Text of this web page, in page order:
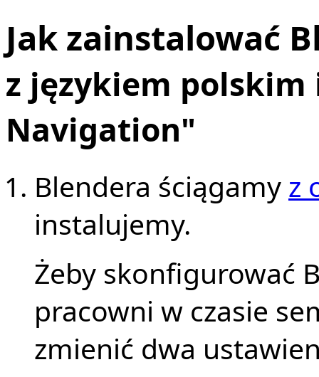
Jak zainstalować
z językiem polskim
Navigation"
Blendera ściągamy z
instalujemy.
Żeby skonfigurować
pracowni w czasie
zmienić dwa